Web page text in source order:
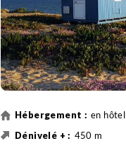
en hôtel
450 m